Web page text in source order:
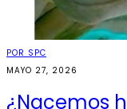
POR SPC
MAYO 27, 2026
¿Nacemos